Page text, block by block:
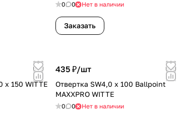
0 0 Нет в наличии
Заказать
x 150 WITTE
435 ₽/шт
Отвертка SW4,0 х 100 Ballpoint
MAXXPRO WITTE
0 0 Нет в наличии